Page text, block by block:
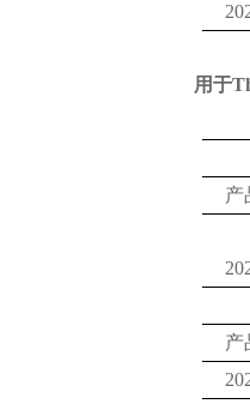
用于
产
产